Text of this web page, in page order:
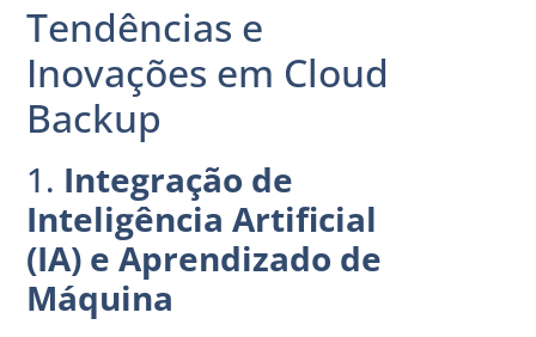
Tendências e
Inovações em Cloud
Backup
1. Integração de
Inteligência Artificial
(IA) e Aprendizado de
Máquina